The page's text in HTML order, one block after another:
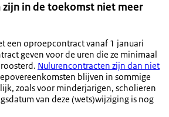
in de toekomst niet meer
een oproepcontract vanaf 1 januari
geven voor de uren die ze minimaal
Nulurencontracten zijn dan niet
blijven in sommige
zoals voor minderjarigen, scholieren
van deze (wets)wijziging is nog